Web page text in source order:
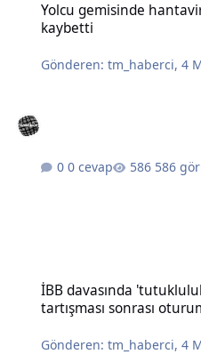
Yolcu gemisinde
kaybetti
Gönderen:tm_haberci,4
0 cevap 586
İBB davasında
tartışması sonrası
Gönderen:tm_haberci,4